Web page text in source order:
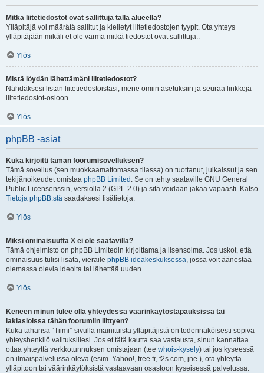
Mitkä liitetiedostot ovat sallittuja tällä alueella?
Ylläpitäjä voi määrätä sallitut ja kielletyt liitetiedostojen tyypit. Ota yhteys
ylläpitäjään mikäli et ole varma mitkä tiedostot ovat sallittuja..
Ylös
Mistä löydän lähettämäni liitetiedostot?
Nähdäksesi listan liitetiedostoistasi, mene omiin asetuksiin ja seuraa linkkejä
liitetiedostot-osioon.
Ylös
phpBB -asiat
Kuka kirjoitti tämän foorumisovelluksen?
Tämä sovellus (sen muokkaamattomassa tilassa) on tuottanut, julkaissut ja sen
tekijänoikeudet omistaa phpBB Limited . Se on tehty saataville GNU General
Public Licensenssin, versiolla 2 (GPL-2.0) ja sitä voidaan jakaa vapaasti. Katso
Tietoja phpBB:stä saadaksesi lisätietoja.
Ylös
Miksi ominaisuutta X ei ole saatavilla?
Tämä ohjelmisto on phpBB Limitedin kirjoittama ja lisensoima. Jos uskot, että
ominaisuus tulisi lisätä, vieraile phpBB ideakeskuksessa, jossa voit äänestää
olemassa olevia ideoita tai lähettää uuden.
Ylös
Keneen minun tulee olla yhteydessä väärinkäytöstapauksissa tai
lakiasioissa tähän foorumiin liittyen?
Kuka tahansa “Tiimi”-sivulla mainituista ylläpitäjistä on todennäköisesti sopiva
yhteyshenkilö valituksillesi. Jos et tätä kautta saa vastausta, sinun kannattaa
ottaa yhteyttä verkkotunnuksen omistajaan (tee whois-kysely) tai jos kyseessä
on ilmaispalvelussa oleva (esim. Yahoo!, free.fr, f2s.com, jne.), ota yhteyttä
ylläpitoon tai väärinkäytöksistä vastaavaan osastoon kyseisessä palvelussa.